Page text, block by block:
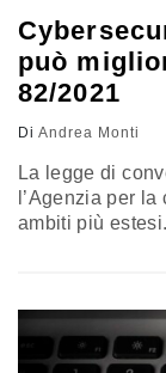
può
82/2021
Di Andrea Monti
La legge di
l’Agenzia per
ambiti più